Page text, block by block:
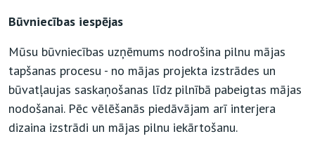
Būvniecības iespējas
Mūsu būvniecības uzņēmums nodrošina pilnu mājas
tapšanas procesu - no mājas projekta izstrādes un
būvatļaujas saskaņošanas līdz pilnībā pabeigtas mājas
nodošanai. Pēc vēlēšanās piedāvājam arī interjera
dizaina izstrādi un mājas pilnu iekārtošanu.